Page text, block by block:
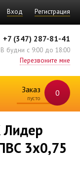
Вход Регистрация
+7 (347) 287-81-41
В будни с 9:00 до 18:00
Перезвоните мне
Заказ 0
пусто
Лидер
3х0,75